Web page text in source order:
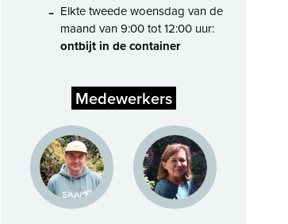
Elkte tweede woensdag van de
maand van 9:00 tot 12:00 uur:
ontbijt in de container
Medewerkers